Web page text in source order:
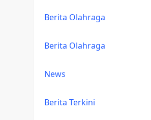
Berita Olahraga
Berita Olahraga
News
Berita Terkini